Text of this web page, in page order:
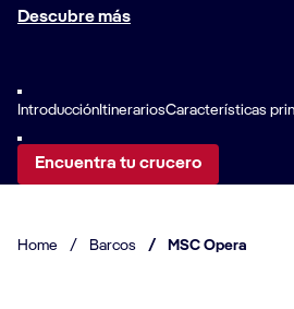
Descubre más
Introducción ItinerariosCaracterísticas
Encuentra tu crucero
Home / Barcos / MSC Opera